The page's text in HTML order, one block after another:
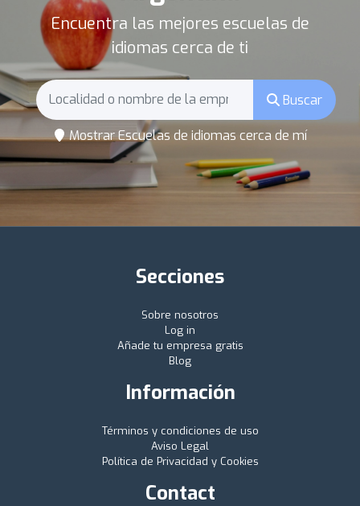
Encuentra las mejores escuelas de
idiomas cerca de ti
Buscar
Mostrar Escuelas de idiomas cerca de mí
Secciones
Sobre nosotros
Log in
Añade tu empresa gratis
Blog
Información
Términos y condiciones de uso
Aviso Legal
Política de Privacidad y Cookies
Contact